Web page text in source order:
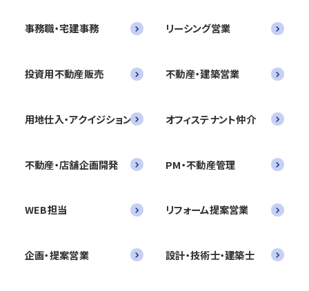
事務職・宅建事務 リーシング営業
投資用不動産販売 不動産・建築営業
用地仕入・アクイジション オフィステナント仲介
不動産・店舗企画開発 PM・不動産管理
WEB担当 リフォーム提案営業
企画・提案営業 設計・技術士・建築士